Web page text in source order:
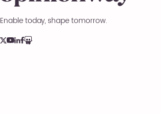
Enable today, shape tomorrow.